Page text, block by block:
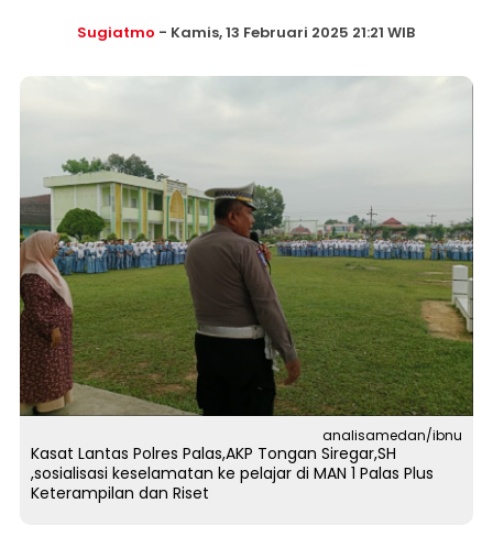
Sugiatmo - Kamis, 13 Februari 2025 21:21 WIB
analisamedan/ibnu
Kasat Lantas Polres Palas,AKP Tongan Siregar,SH
,sosialisasi keselamatan ke pelajar di MAN 1 Palas Plus
Keterampilan dan Riset